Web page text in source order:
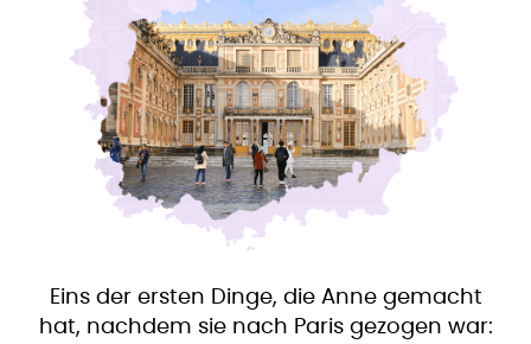
Eins der ersten Dinge, die Anne gemacht
hat, nachdem sie nach Paris gezogen war: